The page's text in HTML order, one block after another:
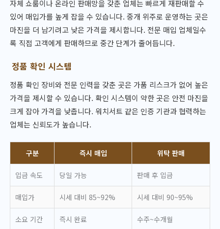
자체 쇼룸이나 온라인 판매망을 갖춘 업체는 빠르게 재판매할 수
있어 매입가를 높게 잡을 수 있습니다. 중개 위주로 운영하는 곳은
마진을 더 남기려고 낮은 가격을 제시합니다. 전문 매입 업체일수
록 직접 고객에게 판매하므로 중간 단계가 줄어듭니다.
정품 확인 시스템
정품 확인 장비와 전문 인력을 갖춘 곳은 가품 리스크가 없어 높은
가격을 제시할 수 있습니다. 확인 시스템이 약한 곳은 안전 마진을
크게 잡아 가격을 낮춥니다. 워치서트 같은 인증 기관과 협력하는
업체는 신뢰도가 높습니다.
구분 즉시 매입 위탁 판매
입금 속도 당일 가능 판매 후 입금
매입가 시세 대비 85~92% 시세 대비 90~95%
소요 기간 즉시 완료 수주~수개월